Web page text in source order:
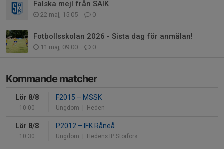
Falska mejl från SAIK
22 maj, 15:05 0
Fotbollsskolan 2026 - Sista dag för anmälan!
11 maj, 09:00 0
Kommande matcher
Lör 8/8
10:00
F2015 – MSSK
Ungdom | Heden
Lör 8/8
10:30
P2012 – IFK Råneå
Ungdom | Hedens IP Storfors